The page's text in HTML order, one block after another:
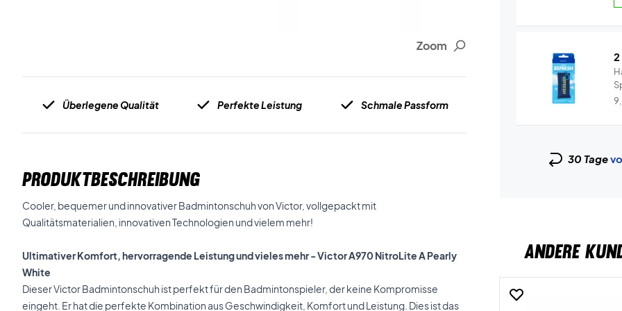
Zoom
Überlegene Qualität Perfekte Leistung Schmale Passform
PRODUKTBESCHREIBUNG
Cooler, bequemer und innovativer Badmintonschuh von Victor, vollgepackt mit
Qualitätsmaterialien, innovativen Technologien und vielem mehr!
Ultimativer Komfort, hervorragende Leistung und vieles mehr - Victor A970 NitroLite A Pearly
White
Dieser Victor Badmintonschuh ist perfekt für den Badmintonspieler, der keine Kompromisse
eingeht. Er hat die perfekte Kombination aus Geschwindigkeit, Komfort und Leistung. Dies ist das
2
30 Tage
ANDERE